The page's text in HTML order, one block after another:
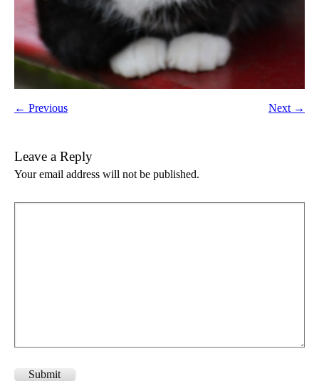
← Previous Next →
Leave a Reply
Your email address will not be published.
Submit